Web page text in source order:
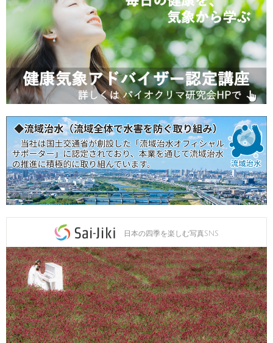
日本の四季を楽しむ写真SNS